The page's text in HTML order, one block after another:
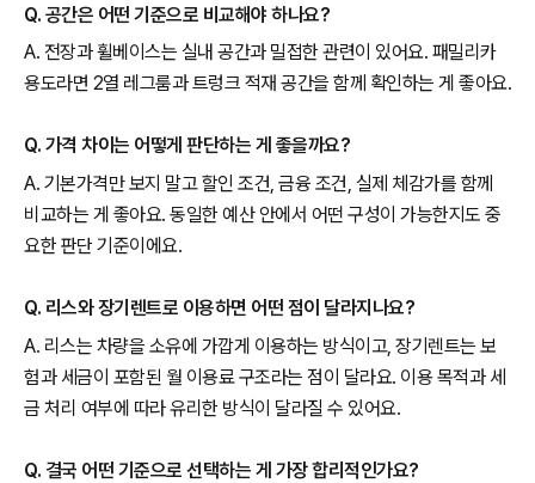
Q. 공간은 어떤 기준으로 비교해야 하나요?
A. 전장과 휠베이스는 실내 공간과 밀접한 관련이 있어요. 패밀리카
용도라면 2열 레그룸과 트렁크 적재 공간을 함께 확인하는 게 좋아요.
Q. 가격 차이는 어떻게 판단하는 게 좋을까요?
A. 기본가격만 보지 말고 할인 조건, 금융 조건, 실제 체감가를 함께
비교하는 게 좋아요. 동일한 예산 안에서 어떤 구성이 가능한지도 중
요한 판단 기준이에요.
Q. 리스와 장기렌트로 이용하면 어떤 점이 달라지나요?
A. 리스는 차량을 소유에 가깝게 이용하는 방식이고, 장기렌트는 보
험과 세금이 포함된 월 이용료 구조라는 점이 달라요. 이용 목적과 세
금 처리 여부에 따라 유리한 방식이 달라질 수 있어요.
Q. 결국 어떤 기준으로 선택하는 게 가장 합리적인가요?